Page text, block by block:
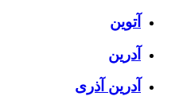
آتوین
آدرین
آدرین آذری